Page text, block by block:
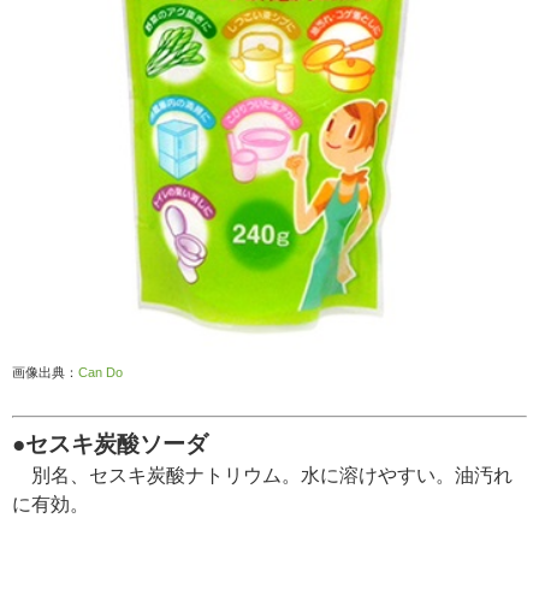
画像出典： Can Do
●セスキ炭酸ソーダ
別名、セスキ炭酸ナトリウム。水に溶けやすい。油汚れ
に有効。